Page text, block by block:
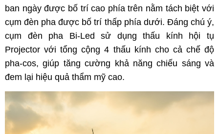
ban ngày được bố trí cao phía trên nằm tách biệt với
cụm đèn pha được bố trí thấp phía dưới. Đáng chú ý,
cụm đèn pha Bi-Led sử dụng thấu kính hội tụ
Projector với tổng cộng 4 thấu kính cho cả chế độ
pha-cos, giúp tăng cường khả năng chiếu sáng và
đem lại hiệu quả thẩm mỹ cao.